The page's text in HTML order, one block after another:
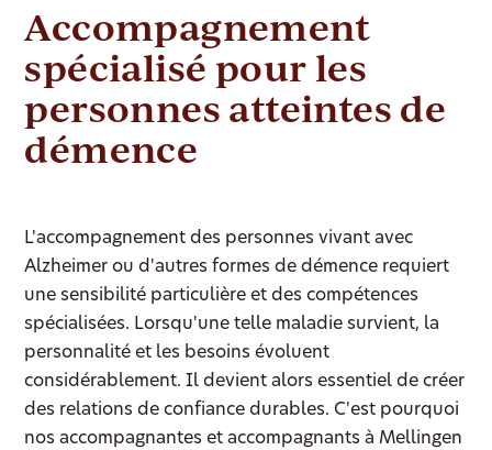
Accompagnement
spécialisé pour les
personnes atteintes de
démence
L'accompagnement des personnes vivant avec
Alzheimer ou d'autres formes de démence requiert
une sensibilité particulière et des compétences
spécialisées. Lorsqu'une telle maladie survient, la
personnalité et les besoins évoluent
considérablement. Il devient alors essentiel de créer
des relations de confiance durables. C'est pourquoi
nos accompagnantes et accompagnants à Mellingen